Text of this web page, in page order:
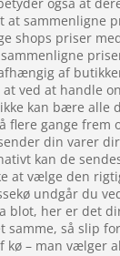
at sammenligne
shops priser
af
ved at handle
kan bære alle
flere gange frem
din varer
kan de
at vælge den
undgår du
blot, her er det
samme, så slip
kø – man vælger